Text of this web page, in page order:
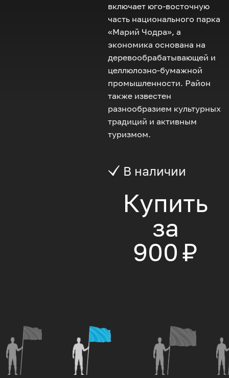
включает юго-восточную
часть национального парка
«Марий Чодра», а
экономика основана на
деревообрабатывающей и
целлюлозно-бумажной
промышленности. Район
также известен
разнообразием культурных
традиций и активным
туризмом.
В наличии
Купить
за
900 ₽